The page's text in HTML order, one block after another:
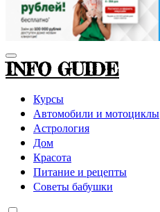
INFO GUIDE
Курсы
Автомобили и мотоциклы
Астрология
Дом
Красота
Питание и рецепты
Советы бабушки